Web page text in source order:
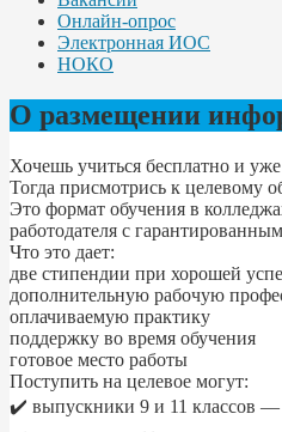
Онлайн-опрос
Электронная ИОС
НОКО
О размещении
Хочешь учиться бесплатно и
Тогда присмотрись к целевому
Это формат обучения в
работодателя с
Что это дает:
две стипендии при хорошей
дополнительную рабочую
оплачиваемую практику
поддержку во время обучения
готовое место работы
Поступить на целевое могут:
✔️ выпускники 9 и 11 классов —